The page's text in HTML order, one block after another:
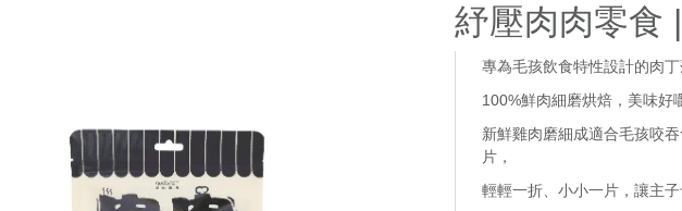
紓壓肉肉零食
專為毛孩飲食特性設計的肉
100%鮮肉細磨烘焙，美味好
新鮮雞肉磨細成適合毛孩咬
片 ，
輕輕一折、小小一片，讓主